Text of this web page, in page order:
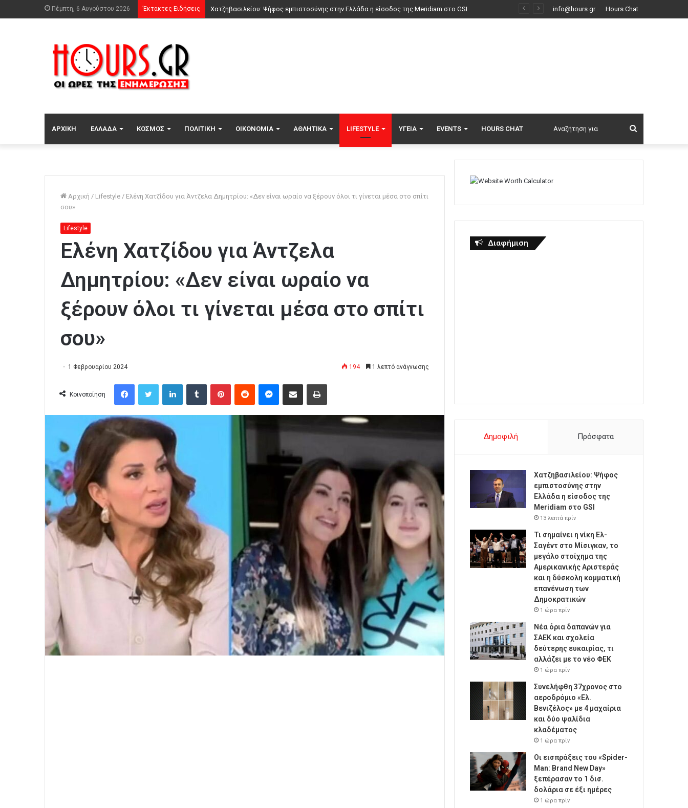
Πέμπτη, 6 Αυγούστου 2026 Έκτακτες Ειδήσεις info@hours.gr Hours Chat
ΑΡΧΙΚΉ ΕΛΛΆΔΑ ΚΌΣΜΟΣ ΠΟΛΙΤΙΚΉ ΟΙΚΟΝΟΜΊΑ ΑΘΛΗΤΙΚΆ LIFESTYLE ΥΓΕΊΑ EVENTS HOURS CHAT
για
Αρχική / Lifestyle / Ελένη Χατζίδου για Άντζελα Δημητρίου: «Δεν είναι ωραίο να ξέρουν όλοι τι γίνεται μέσα στο σπίτι
σου»
Lifestyle
Ελένη Χατζίδου για Άντζελα
Δημητρίου: «Δεν είναι ωραίο να
ξέρουν όλοι τι γίνεται μέσα στο σπίτι
σου»
1 Φεβρουαρίου 2024 194 1 λεπτό ανάγνωσης
Κοινοποίηση
Διαφήμιση
Δημοφιλή Πρόσφατα
Χατζηβασιλείου: Ψήφος
εμπιστοσύνης στην
Ελλάδα η είσοδος της
Meridiam στο GSI
13 λεπτά πρίν
Τι σημαίνει η νίκη Ελ-
Σαγέντ στο Μίσιγκαν, το
μεγάλο στοίχημα της
Aμερικανικής Αριστεράς
και η δύσκολη κομματική
επανένωση των
Δημοκρατικών
1 ώρα πρίν
Νέα όρια δαπανών για
ΣΑΕΚ και σχολεία
δεύτερης ευκαιρίας, τι
αλλάζει με το νέο ΦΕΚ
1 ώρα πρίν
Συνελήφθη 37χρονος στο
αεροδρόμιο «Ελ.
Βενιζέλος» με 4 μαχαίρια
και δύο ψαλίδια
κλαδέματος
1 ώρα πρίν
Οι εισπράξεις του «Spider-
Man: Brand New Day»
ξεπέρασαν το 1 δισ.
δολάρια σε έξι ημέρες
1 ώρα πρίν